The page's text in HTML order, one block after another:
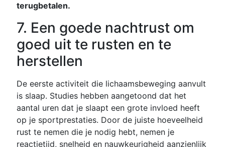
terugbetalen.
7. Een goede nachtrust om
goed uit te rusten en te
herstellen
De eerste activiteit die lichaamsbeweging aanvult
is slaap. Studies hebben aangetoond dat het
aantal uren dat je slaapt een grote invloed heeft
op je sportprestaties. Door de juiste hoeveelheid
rust te nemen die je nodig hebt, nemen je
reactietijd, snelheid en nauwkeurigheid aanzienlijk